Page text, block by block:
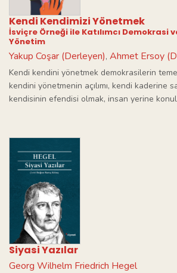
Kendi Kendimizi Yönetmek
İsviçre Örneği ile Katılımcı Demokrasi
Yönetim
Yakup Coşar (Derleyen), Ahmet Ersoy
Kendi kendini yönetmek demokrasilerin
kendini yönetmenin açılımı, kendi kaderine
kendisinin efendisi olmak, insan yerine
Siyasi Yazılar
Georg Wilhelm Friedrich Hegel